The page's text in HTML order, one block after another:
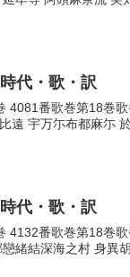
代・歌・訳
4081番歌巻第18巻
宇万尓布都麻尓
代・歌・訳
4132番歌巻第18巻
緒結深海之村 身異